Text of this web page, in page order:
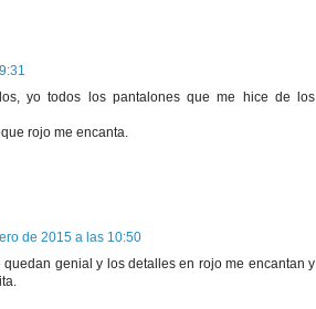
yo todos los pantalones que me hice de los
rojo me encanta.
de 2015 a las 10:50
quedan genial y los detalles en rojo me encantan y